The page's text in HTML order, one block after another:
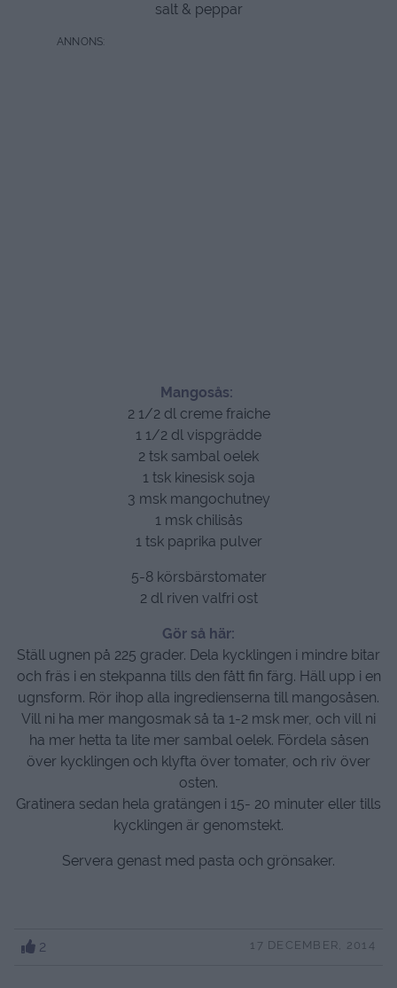
salt & peppar
Mangosås:
2 1/2 dl creme fraiche
1 1/2 dl vispgrädde
2 tsk sambal oelek
1 tsk kinesisk soja
3 msk mangochutney
1 msk chilisås
1 tsk paprika pulver
5-8 körsbärstomater
2 dl riven valfri ost
Gör så här:
Ställ ugnen på 225 grader. Dela kycklingen i mindre bitar
och fräs i en stekpanna tills den fått fin färg. Häll upp i en
ugnsform. Rör ihop alla ingredienserna till mangosåsen.
Vill ni ha mer mangosmak så ta 1-2 msk mer, och vill ni
ha mer hetta ta lite mer sambal oelek. Fördela såsen
över kycklingen och klyfta över tomater, och riv över
osten.
Gratinera sedan hela gratängen i 15- 20 minuter eller tills
kycklingen är genomstekt.
Servera genast med pasta och grönsaker.
2 17 DECEMBER, 2014